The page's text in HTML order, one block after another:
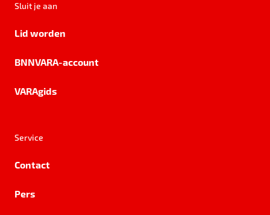
Sluit je aan
Lid worden
BNNVARA-account
VARAgids
Service
Contact
Pers